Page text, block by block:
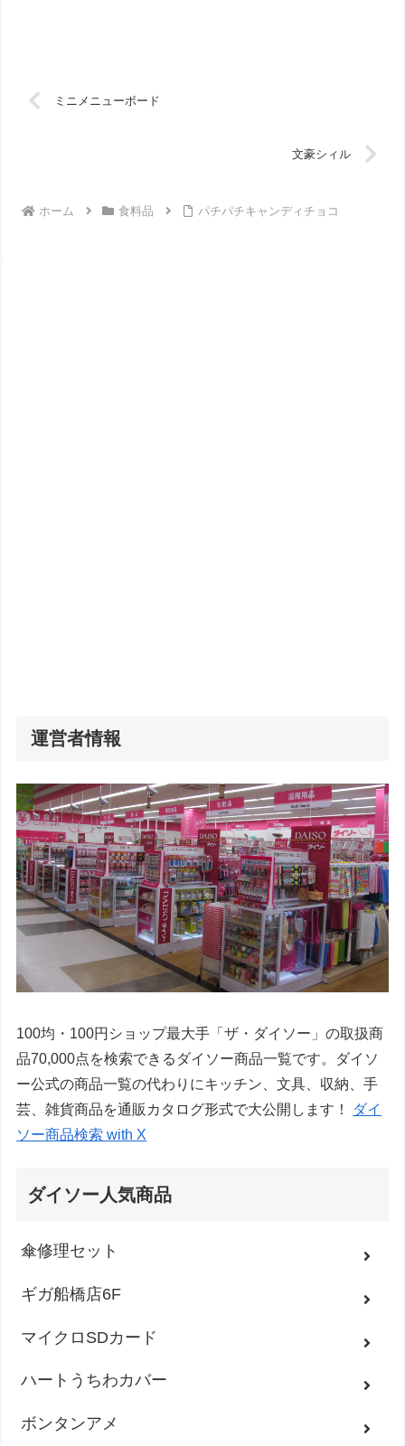
ミニメニューボード
文豪シィル
ホーム 食料品 パチパチキャンディチョコ
運営者情報
100均・100円ショップ最大手「ザ・ダイソー」の取扱商
品70,000点を検索できるダイソー商品一覧です。ダイソ
ー公式の商品一覧の代わりにキッチン、文具、収納、手
芸、雑貨商品を通販カタログ形式で大公開します！
ダイ
ソー商品検索 with X
ダイソー人気商品
傘修理セット
ギガ船橋店6F
マイクロSDカード
ハートうちわカバー
ボンタンアメ